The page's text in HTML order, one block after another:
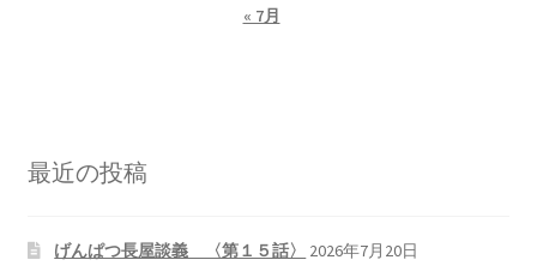
« 7月
最近の投稿
げんぱつ長屋談義 〈第１５話〉
2026年7月20日